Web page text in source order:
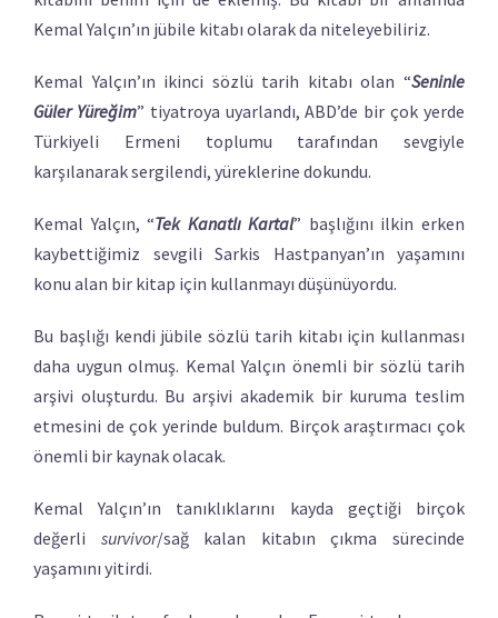
Kemal Yalçın’ın jübile kitabı olarak da niteleyebiliriz.
Kemal Yalçın’ın ikinci sözlü tarih kitabı olan “Seninle
Güler Yüreğim” tiyatroya uyarlandı, ABD’de bir çok yerde
Türkiyeli Ermeni toplumu tarafından sevgiyle
karşılanarak sergilendi, yüreklerine dokundu.
Kemal Yalçın, “Tek Kanatlı Kartal” başlığını ilkin erken
kaybettiğimiz sevgili Sarkis Hastpanyan’ın yaşamını
konu alan bir kitap için kullanmayı düşünüyordu.
Bu başlığı kendi jübile sözlü tarih kitabı için kullanması
daha uygun olmuş. Kemal Yalçın önemli bir sözlü tarih
arşivi oluşturdu. Bu arşivi akademik bir kuruma teslim
etmesini de çok yerinde buldum. Birçok araştırmacı çok
önemli bir kaynak olacak.
Kemal Yalçın’ın tanıklıklarını kayda geçtiği birçok
değerli survivor/sağ kalan kitabın çıkma sürecinde
yaşamını yitirdi.